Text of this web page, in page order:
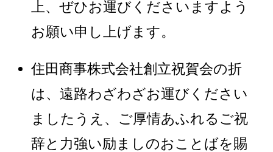
上、ぜひお運びくださいますよう
お願い申し上げます。
住田商事株式会社創立祝賀会の折
は、遠路わざわざお運びください
ましたうえ、ご厚情あふれるご祝
辞と力強い励ましのおことばを賜